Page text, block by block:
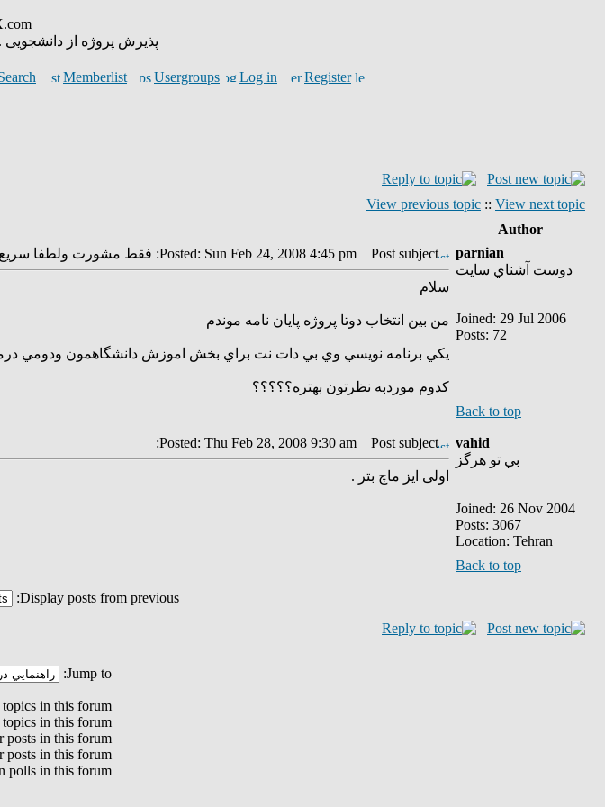
پذیرش پروژه از دانشجویی ... تا
Memberlist Usergroups Log in Register
View previous topic :: View next topic
Author
parnian
دوست آشناي سايت
Joined: 29 Jul 2006
Posts: 72
Posted: Sun Feb 24, 2008 4:45 pm Post subject: فقط مشورت ولطفا سريع
سلام
من بين انتخاب دوتا پروژه پايان نامه موندم
يكي برنامه نويسي وي بي دات نت براي بخش اموزش دانشگاهمون ودومي
كدوم موردبه نظرتون بهتره؟؟؟؟؟
Back to top
vahid
بي تو هرگز
Joined: 26 Nov 2004
Posts: 3067
Location: Tehran
Posted: Thu Feb 28, 2008 9:30 am Post subject:
اولی ایز ماچ بتر .
Back to top
Display posts from previous:
Jump to:
in this forum
in this forum
posts in this forum
posts in this forum
polls in this forum